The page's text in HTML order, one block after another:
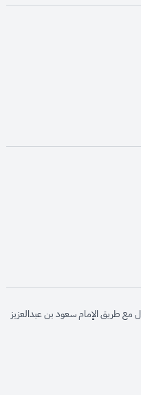
opens in new
مع طريق الإمام سعود بن عبدالعزيز